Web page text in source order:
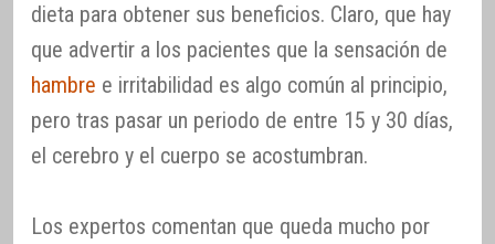
dieta para obtener sus beneficios. Claro, que hay
que advertir a los pacientes que la sensación de
hambre e irritabilidad es algo común al principio,
pero tras pasar un periodo de entre 15 y 30 días,
el cerebro y el cuerpo se acostumbran.
Los expertos comentan que queda mucho por